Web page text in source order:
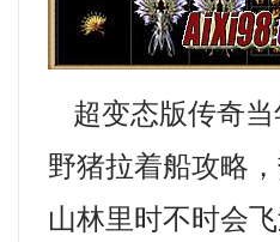
超变态版传奇当
野猪拉着船攻略
山林里时不时会